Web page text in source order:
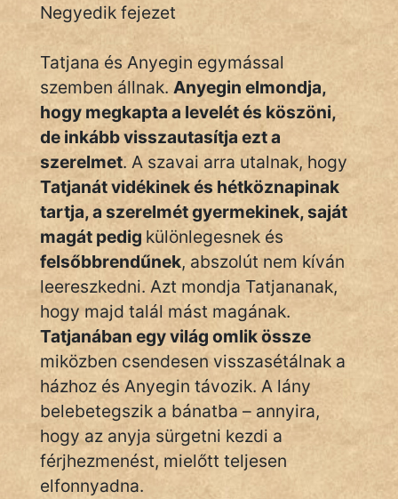
Negyedik fejezet
Tatjana és Anyegin egymással
szemben állnak. Anyegin elmondja,
hogy megkapta a levelét és köszöni,
de inkább visszautasítja ezt a
szerelmet. A szavai arra utalnak, hogy
Tatjanát vidékinek és hétköznapinak
tartja, a szerelmét gyermekinek, saját
magát pedig különlegesnek és
felsőbbrendűnek, abszolút nem kíván
leereszkedni. Azt mondja Tatjananak,
hogy majd talál mást magának.
Tatjanában egy világ omlik össze
miközben csendesen visszasétálnak a
házhoz és Anyegin távozik. A lány
belebetegszik a bánatba – annyira,
hogy az anyja sürgetni kezdi a
férjhezmenést, mielőtt teljesen
elfonnyadna.